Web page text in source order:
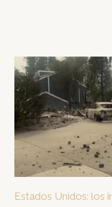
Estados Unidos: los